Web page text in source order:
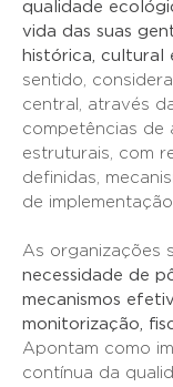
qualidade
vida das suas
histórica, cultural
sentido,
central, através
competências de
estruturais, com
definidas,
de
As organizações
necessidade de
mecanismos
monitorização,
Apontam como
contínua da